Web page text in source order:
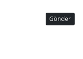
Gönder